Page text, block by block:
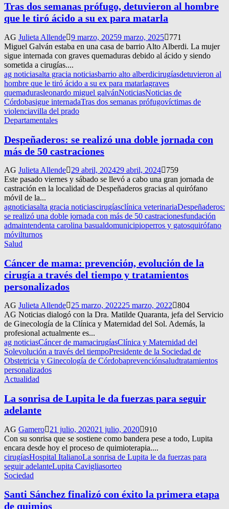
Tras dos semanas prófugo, detuvieron al hombre
que le tiró ácido a su ex para matarla
AG Julieta Allende 9 marzo, 20259 marzo, 2025
771
Miguel Galván estaba en una casa de barrio Alto Alberdi. La mujer
sigue internada con graves quemaduras debido al ácido y siendo
sometida a cirugías....
ag noticiasalta gracia noticiasbarrio alto alberdicirugíasdetuvieron al
hombre que le tiró ácido a su ex para matarlagraves
quemadurasleonardo miguel galvánNoticiasNoticias de
Córdobasigue internadaTras dos semanas prófugovíctimas de
violenciavilla del prado
Departamentales
Despeñaderos: se realizó una doble jornada con
más de 50 castraciones
AG Julieta Allende 29 abril, 202429 abril, 2024
759
Este pasado viernes y sábado se llevó a cabo una gran jornada de
castración en la localidad de Despeñaderos gracias al quirófano
móvil de la...
agnoticiasalta gracia noticiascirugíasclínica veterinariaDespeñaderos:
se realizó una doble jornada con más de 50 castracionesfundación
admaintendenta carolina basualdomunicipioperros y gatosquirófano
móvilturnos
Salud
Cáncer de mama: prevención, evolución de la
cirugía a través del tiempo y tratamientos
personalizados
AG Julieta Allende 25 marzo, 202225 marzo, 2022
804
AG Noticias dialogó con la Dra. Matilde Quaranta, jefa del Servicio
de Ginecología de la Clínica y Maternidad del Sol. Además, la
profesional actualmente es...
ag noticiasCáncer de mamacirugíasClínica y Maternidad del
Solevolución a través del tiempoPresidente de la Sociedad de
Obstetricia y Ginecología de Córdobaprevenciónsaludtratamientos
personalizados
Actualidad
La sonrisa de Lupita le da fuerzas para seguir
adelante
AG Gamero 21 julio, 202021 julio, 2020 910
Con su sonrisa que se sostiene como bandera pese a todo, Lupita
encara desde hoy el proceso de quimioterapia....
cirugíasHospital ItalianoLa sonrisa de Lupita le da fuerzas para
seguir adelanteLupita Cavigliasorteo
Sociedad
Santi Sánchez finalizó con éxito la primera etapa
de quimios